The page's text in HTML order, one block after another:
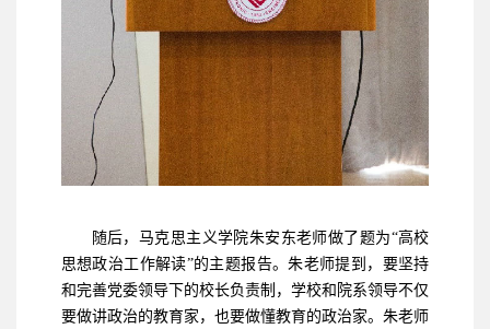
随后，马克思主义学院朱安东老师做了题为“高校
思想政治工作解读”的主题报告。朱老师提到，要坚持
和完善党委领导下的校长负责制，学校和院系领导不仅
要做讲政治的教育家，也要做懂教育的政治家。朱老师